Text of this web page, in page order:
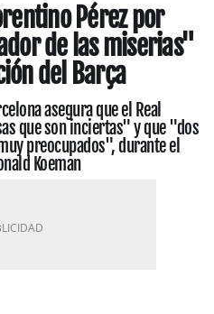
Pérez por
de las miserias"
del Barça
asegura que el Real
que son inciertas" y que "dos
preocupados", durante el
Koeman